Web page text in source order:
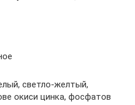
светло-желтый,
окиси цинка, фосфатов